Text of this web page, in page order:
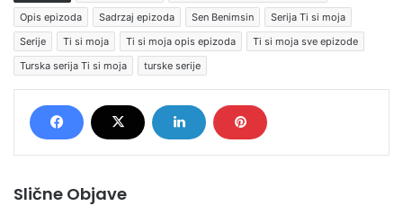
Opis epizoda
Sadrzaj epizoda Sen Benimsin
Serija Ti si moja
Serije
Ti si moja Ti si moja opis epizoda
Ti si moja sve epizode
Turska serija Ti si moja
turske serije
Slične Objave